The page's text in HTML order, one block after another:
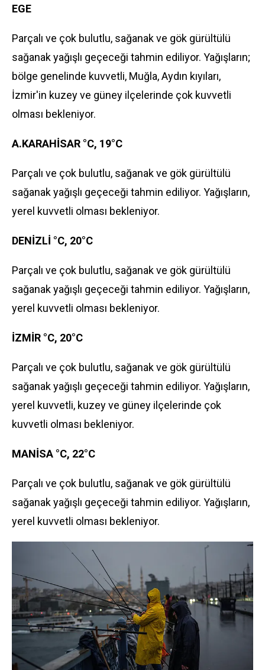
EGE
Parçalı ve çok bulutlu, sağanak ve gök gürültülü
sağanak yağışlı geçeceği tahmin ediliyor. Yağışların;
bölge genelinde kuvvetli, Muğla, Aydın kıyıları,
İzmir'in kuzey ve güney ilçelerinde çok kuvvetli
olması bekleniyor.
A.KARAHİSAR °C, 19°C
Parçalı ve çok bulutlu, sağanak ve gök gürültülü
sağanak yağışlı geçeceği tahmin ediliyor. Yağışların,
yerel kuvvetli olması bekleniyor.
DENİZLİ °C, 20°C
Parçalı ve çok bulutlu, sağanak ve gök gürültülü
sağanak yağışlı geçeceği tahmin ediliyor. Yağışların,
yerel kuvvetli olması bekleniyor.
İZMİR °C, 20°C
Parçalı ve çok bulutlu, sağanak ve gök gürültülü
sağanak yağışlı geçeceği tahmin ediliyor. Yağışların,
yerel kuvvetli, kuzey ve güney ilçelerinde çok
kuvvetli olması bekleniyor.
MANİSA °C, 22°C
Parçalı ve çok bulutlu, sağanak ve gök gürültülü
sağanak yağışlı geçeceği tahmin ediliyor. Yağışların,
yerel kuvvetli olması bekleniyor.